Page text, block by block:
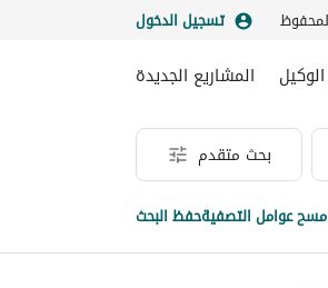
تسجيل الدخول
المشاريع الجديدة
بحث متقدم
مسح عوامل التصفيةحفظ البحث